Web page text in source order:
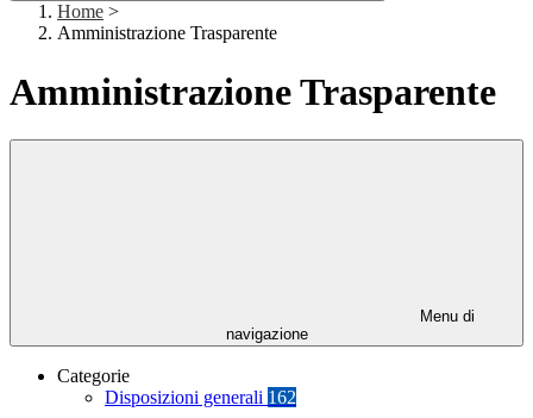
Home >
Amministrazione Trasparente
Amministrazione Trasparente
Menu di
navigazione
Categorie
Disposizioni generali 162